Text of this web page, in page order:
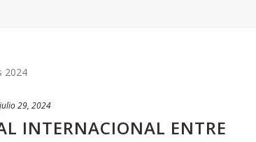
julio 29, 2024
INTERNACIONAL ENTRE